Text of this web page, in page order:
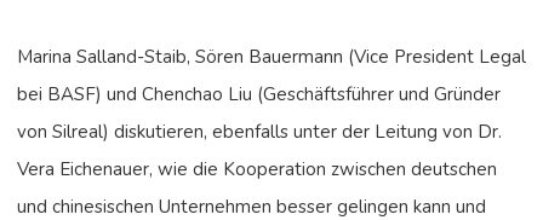
Marina Salland-Staib, Sören Bauermann (Vice President Legal
bei BASF) und Chenchao Liu (Geschäftsführer und Gründer
von Silreal) diskutieren, ebenfalls unter der Leitung von Dr.
Vera Eichenauer, wie die Kooperation zwischen deutschen
und chinesischen Unternehmen besser gelingen kann und